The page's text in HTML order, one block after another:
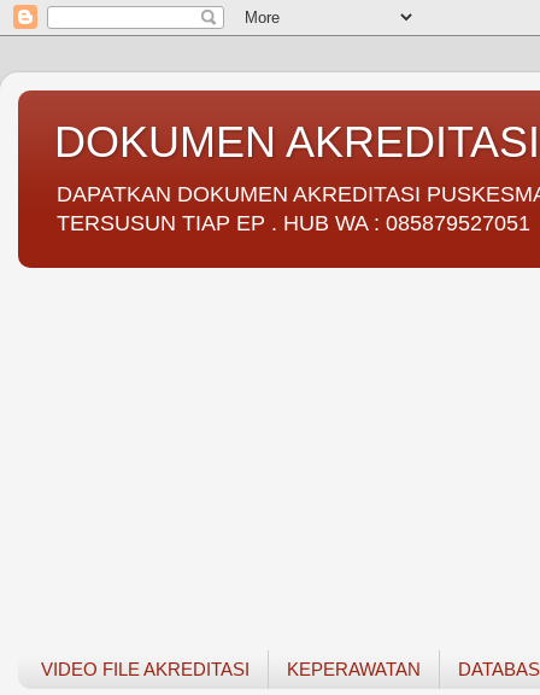
DOKUMEN
DAPATKAN DOKUMEN AKREDITASI
TERSUSUN TIAP EP . HUB WA : 085879527051
VIDEO FILE AKREDITASI KEPERAWATAN